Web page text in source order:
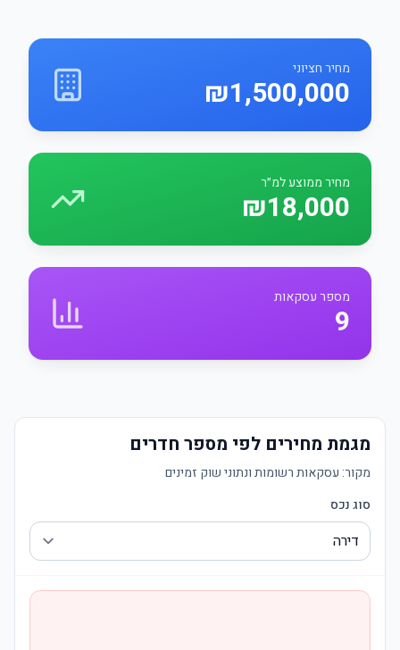
מחיר חציוני
₪1,500,000
מחיר ממוצע למ״ר
₪18,000
מספר עסקאות
9
מגמת מחירים לפי מספר חדרים
מקור: עסקאות רשומות ונתוני שוק זמינים
סוג נכס